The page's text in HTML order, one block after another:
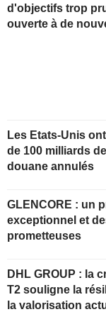
d'objectifs trop
ouverte à de
Les Etats-Unis
de 100 milliards
douane annulés
GLENCORE : un premier semestre
exceptionnel et
prometteuses
DHL GROUP : la croissance de l'EBIT au
T2 souligne la
la valorisation